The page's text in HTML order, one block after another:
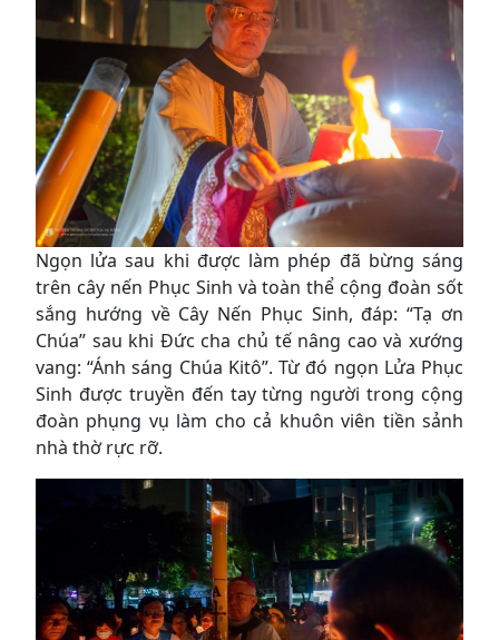
Ngọn lửa sau khi được làm phép đã bừng sáng
trên cây nến Phục Sinh và toàn thể cộng đoàn sốt
sắng hướng về Cây Nến Phục Sinh, đáp: “Tạ ơn
Chúa” sau khi Đức cha chủ tế nâng cao và xướng
vang: “Ánh sáng Chúa Kitô”. Từ đó ngọn Lửa Phục
Sinh được truyền đến tay từng người trong cộng
đoàn phụng vụ làm cho cả khuôn viên tiền sảnh
nhà thờ rực rỡ.